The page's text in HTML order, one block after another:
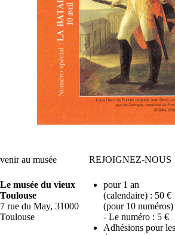
venir au musée
Le musée du vieux
Toulouse
7 rue du May, 31000
Toulouse
REJOIGNEZ-NOUS
pour 1 an
(calendaire) : 50 €
(pour 10 numéros)
- Le numéro : 5 €
Adhésions pour les